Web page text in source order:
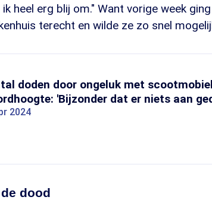
heel erg blij om." Want vorige week
terecht en wilde ze zo snel
doden door ongeluk met
'Bijzonder dat er niets aan
2024
dood